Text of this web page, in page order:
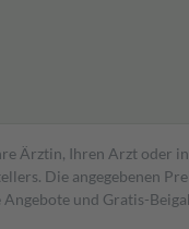
Ärztin, Ihren Arzt
Die angegebenen
und Gratis-